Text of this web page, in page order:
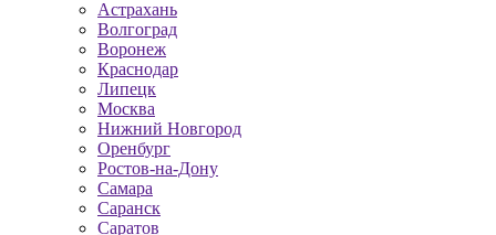
Астрахань
Волгоград
Воронеж
Краснодар
Липецк
Москва
Нижний Новгород
Оренбург
Ростов-на-Дону
Самара
Саранск
Саратов